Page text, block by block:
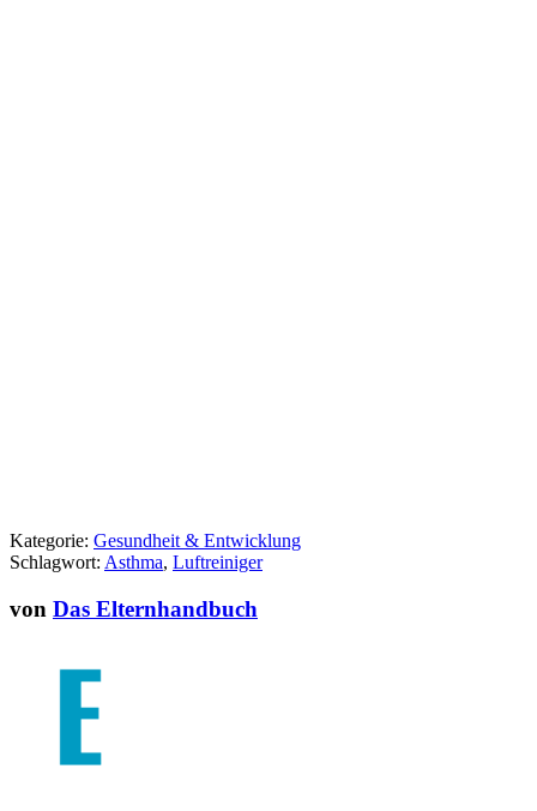
Kategorie: Gesundheit & Entwicklung
Schlagwort: Asthma, Luftreiniger
von Das Elternhandbuch